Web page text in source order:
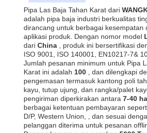
Pipa Las Baja Tahan Karat dari
adalah pipa baja industri berkualitas
dirancang untuk berbagai kesempatan
aplikasi produk. Dengan nomor model
dari China , produk ini bersertifikasi
ISO 9001, ISO 140001, EN10217-7&
Jumlah pesanan minimum untuk Pipa
Karat ini adalah 100 , dan dilengkapi
pengemasan termasuk kantong poli
kayu, tutup ujung, dan rangka/palet
pengiriman diperkirakan antara 7-40
berbagai ketentuan pembayaran
D/P, Western Union, , dan sesuai
pelanggan diterima untuk pesanan